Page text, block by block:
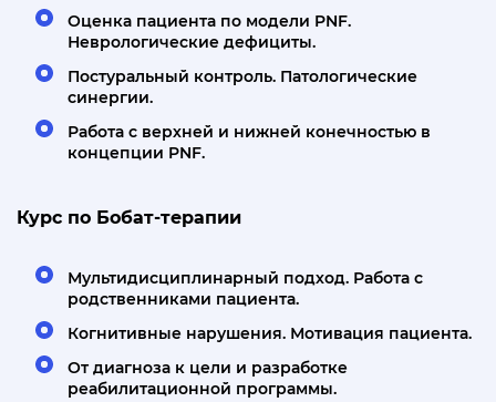
Оценка пациента по модели PNF.
Неврологические дефициты.
Постуральный контроль. Патологические
синергии.
Работа с верхней и нижней конечностью в
концепции PNF.
Курс по Бобат-терапии
Мультидисциплинарный подход. Работа с
родственниками пациента.
Когнитивные нарушения. Мотивация пациента.
От диагноза к цели и разработке
реабилитационной программы.